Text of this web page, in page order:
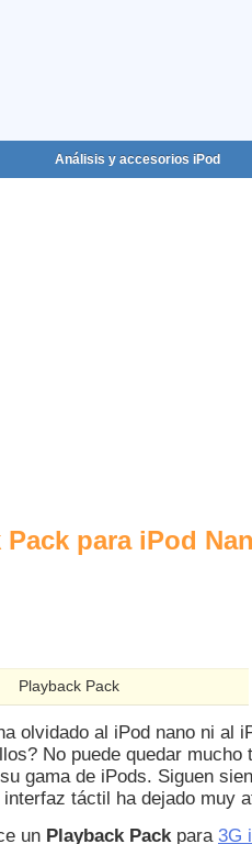
Análisis y accesorios iPod
Pack para iPod
Playback Pack
olvidado al iPod nano ni al
No puede quedar mucho
gama de iPods. Siguen
interfaz táctil ha dejado muy
un Playback Packpara 3G